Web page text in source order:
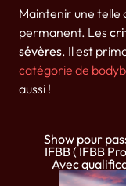
Maintenir une telle
permanent. Les
sévères. Il est
catégorie de
aussi !
Show pour
IFBB ( IFBB
Avec